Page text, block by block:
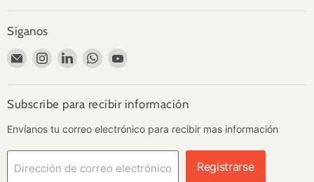
Síganos
Encuéntrenos
Correo
electrónico
Encuéntrenos
Instagram
Encuéntrenos
LinkedIn
Encuéntrenos
WhatsApp
Encuéntrenos
YouTube
Subscribe para recibir información
Envíanos tu correo electrónico para recibir mas información
Dirección de correo electrónico Registrarse